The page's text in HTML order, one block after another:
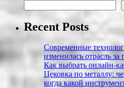
Recent Posts
Современные
изменилась отрасль
Как выбрать онлайн-
Цековка по металлу:
когда какой